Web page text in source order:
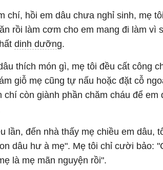
chí, hồi em dâu chưa nghỉ sinh, mẹ
rồi làm cơm cho em mang đi làm vì
dinh dưỡng.
thích món gì, mẹ tôi đều cất công
giỗ mẹ cũng tự nấu hoặc đặt cỗ
chí còn giành phần chăm cháu để
lần, đến nhà thấy mẹ chiều em dâu,
dâu hư à mẹ". Mẹ tôi chỉ cười bảo:
là mẹ mãn nguyện rồi".